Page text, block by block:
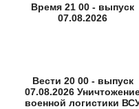
Время 21 00 - выпуск
07.08.2026
Вести 20 00 - выпуск
07.08.2026
военной логистики